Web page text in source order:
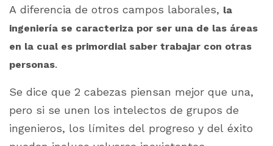
A diferencia de otros campos laborales, la
ingeniería se caracteriza por ser una de las áreas
en la cual es primordial saber trabajar con otras
personas.
Se dice que 2 cabezas piensan mejor que una,
pero si se unen los intelectos de grupos de
ingenieros, los límites del progreso y del éxito